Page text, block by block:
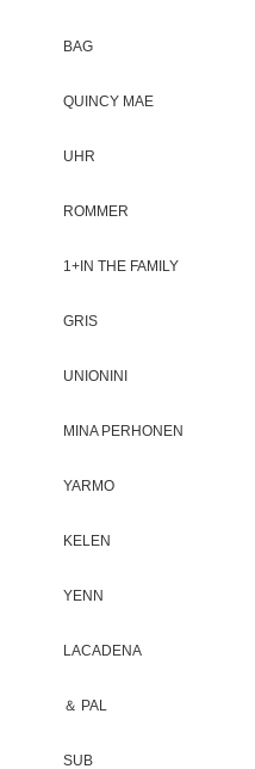
BAG
QUINCY MAE
UHR
ROMMER
1+IN THE FAMILY
GRIS
UNIONINI
MINA PERHONEN
YARMO
KELEN
YENN
LACADENA
＆ PAL
SUB